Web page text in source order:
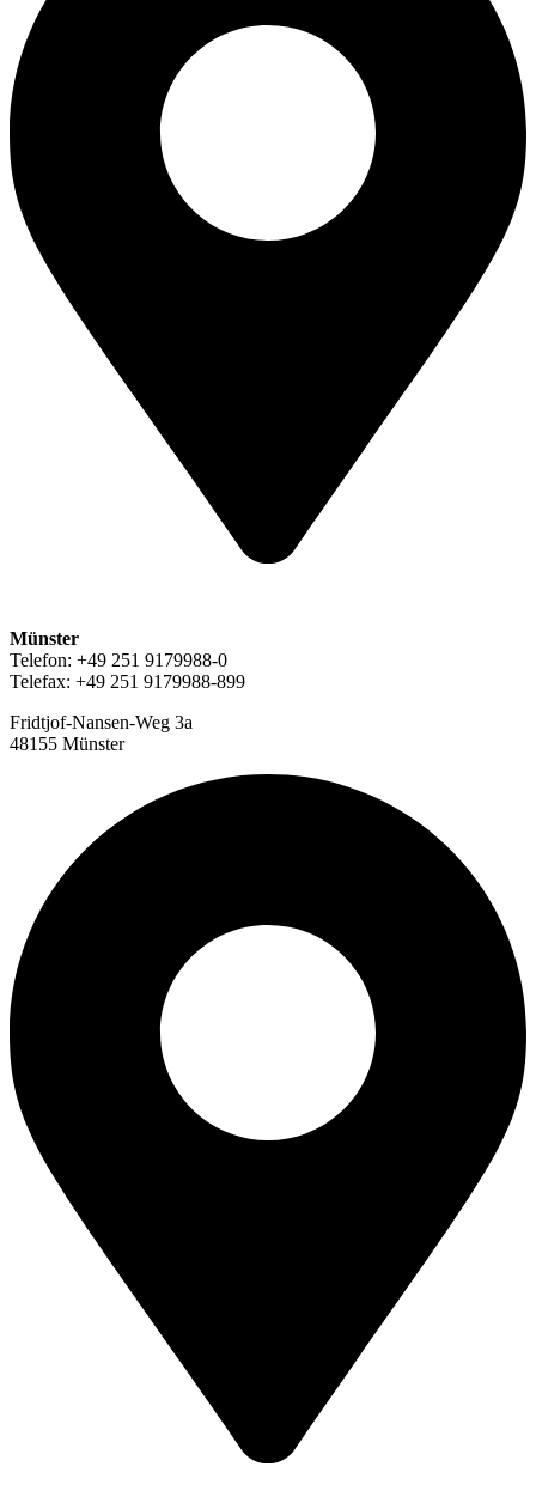
Münster
Telefon: +49 251 9179988-0
Telefax: +49 251 9179988-899
Fridtjof-Nansen-Weg 3a
48155 Münster